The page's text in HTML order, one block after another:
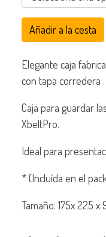
Añadir a la cesta
Elegante caja
con tapa corredera .
Caja para guardar
XbeltPro.
Ideal para
* (Incluída en el
Tamaño: 175x 225 x